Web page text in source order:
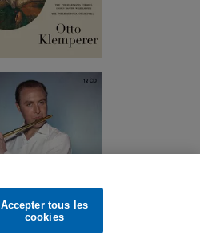
Accepter tous les
cookies